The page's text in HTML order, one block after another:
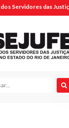
Servidores das